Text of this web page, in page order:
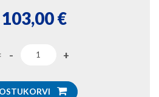
103,00€